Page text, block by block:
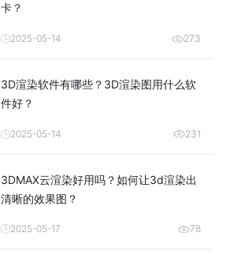
卡？
2025-05-14 273
3D渲染软件有哪些？3D渲染图用什么软
件好？
2025-05-14 231
3DMAX云渲染好用吗？如何让3d渲染出
清晰的效果图？
2025-05-17 78